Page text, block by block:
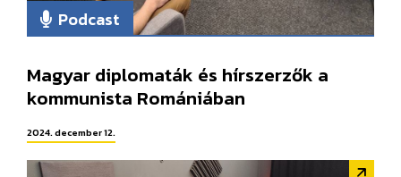
Podcast
Magyar diplomaták és hírszerzők a
kommunista Romániában
2024. december 12.